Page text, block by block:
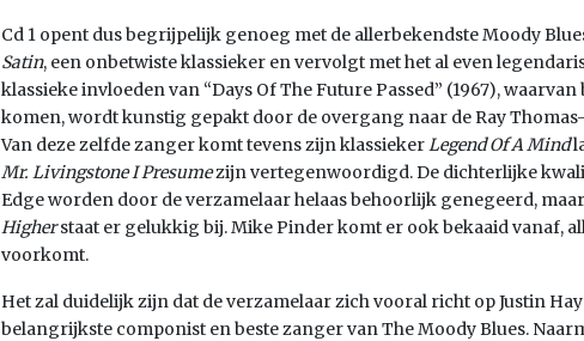
Cd 1 opent dus begrijpelijk genoeg met de allerbekendste Moody
Satin, een onbetwiste klassieker en vervolgt met het al even
klassieke invloeden van “Days Of The Future Passed” (1967),
komen, wordt kunstig gepakt door de overgang naar de Ray
Van deze zelfde zanger komt tevens zijn klassiekerLegend Of A Mind
Mr. Livingstone I Presumezijn vertegenwoordigd. De dichterlijke
Edge worden door de verzamelaar helaas behoorlijk genegeerd,
Higherstaat er gelukkig bij. Mike Pinder komt er ook bekaaid vanaf,
voorkomt.
Het zal duidelijk zijn dat de verzamelaar zich vooral richt op Justin
belangrijkste componist en beste zanger van The Moody Blues.